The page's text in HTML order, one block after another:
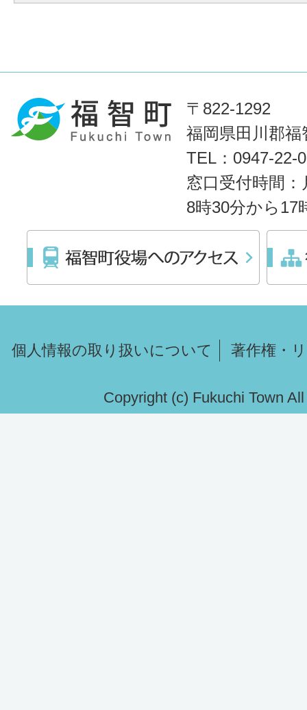
〒822-1292
福岡県田川郡福
TEL：0947-22-
窓口受付時間
8時30分から17
個人情報の取り扱いについて 著作権・
Copyright (c) Fukuchi Town